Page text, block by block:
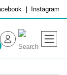
Instagram